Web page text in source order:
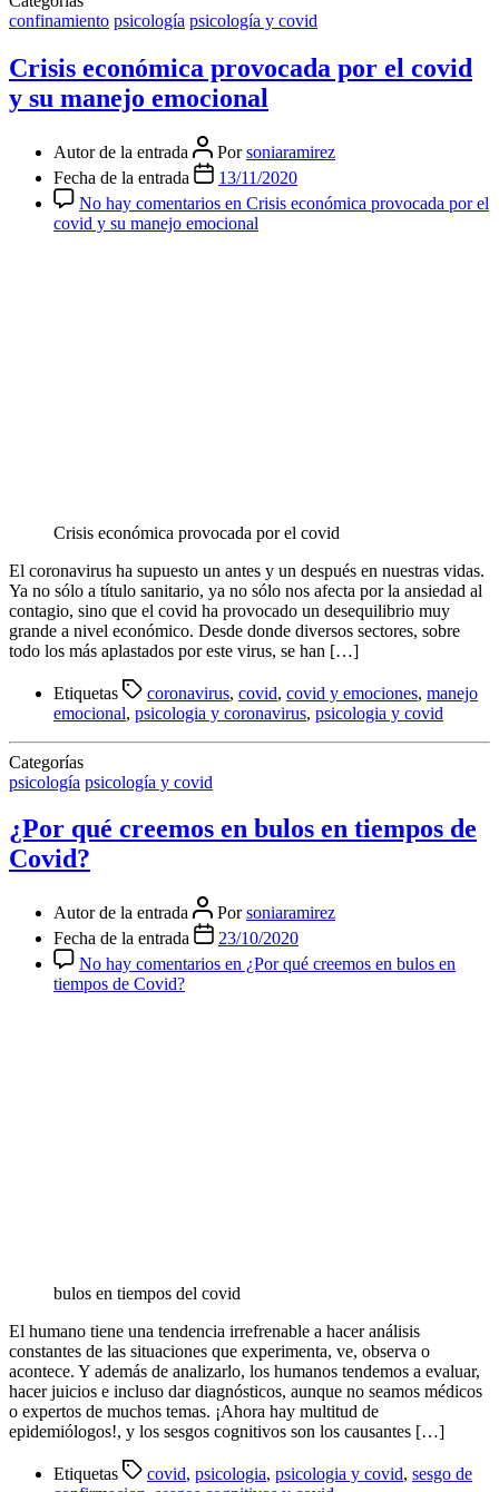
confinamiento psicología psicología y covid
Crisis económica provocada por el covid
y su manejo emocional
Autor de la entrada Porsoniaramirez
Fecha de la entrada
13/11/2020
No hay comentarios en Crisis económica provocada por el
covid y su manejo emocional
Crisis económica provocada por el covid
El coronavirus ha supuesto un antes y un después en nuestras vidas.
Ya no sólo a título sanitario, ya no sólo nos afecta por la ansiedad al
contagio, sino que el covid ha provocado un desequilibrio muy
grande a nivel económico. Desde donde diversos sectores, sobre
todo los más aplastados por este virus, se han […]
Etiquetas coronavirus, covid, covid y emociones, manejo
emocional, psicologia y coronavirus, psicologia y covid
Categorías
psicología psicología y covid
¿Por qué creemos en bulos en tiempos de
Covid?
Autor de la entrada Porsoniaramirez
Fecha de la entrada
23/10/2020
No hay comentarios en ¿Por qué creemos en bulos en
tiempos de Covid?
bulos en tiempos del covid
El humano tiene una tendencia irrefrenable a hacer análisis
constantes de las situaciones que experimenta, ve, observa o
acontece. Y además de analizarlo, los humanos tendemos a evaluar,
hacer juicios e incluso dar diagnósticos, aunque no seamos médicos
o expertos de muchos temas. ¡Ahora hay multitud de
epidemiólogos!, y los sesgos cognitivos son los causantes […]
Etiquetas covid, psicologia, psicologia y covid, sesgo de